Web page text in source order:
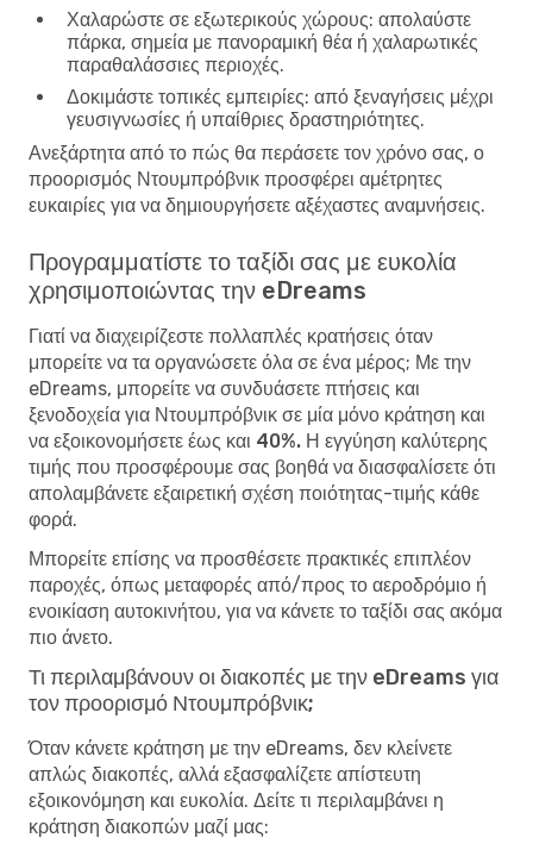
Χαλαρώστε σε εξωτερικούς χώρους: απολαύστε
πάρκα, σημεία με πανοραμική θέα ή χαλαρωτικές
παραθαλάσσιες περιοχές.
Δοκιμάστε τοπικές εμπειρίες: από ξεναγήσεις μέχρι
γευσιγνωσίες ή υπαίθριες δραστηριότητες.
Ανεξάρτητα από το πώς θα περάσετε τον χρόνο σας, ο
προορισμός Ντουμπρόβνικ προσφέρει αμέτρητες
ευκαιρίες για να δημιουργήσετε αξέχαστες αναμνήσεις.
Προγραμματίστε το ταξίδι σας με ευκολία
χρησιμοποιώντας την eDreams
Γιατί να διαχειρίζεστε πολλαπλές κρατήσεις όταν
μπορείτε να τα οργανώσετε όλα σε ένα μέρος; Με την
eDreams, μπορείτε να συνδυάσετε πτήσεις και
ξενοδοχεία για Ντουμπρόβνικ σε μία μόνο κράτηση και
να εξοικονομήσετε έως και 40%. Η εγγύηση καλύτερης
τιμής που προσφέρουμε σας βοηθά να διασφαλίσετε ότι
απολαμβάνετε εξαιρετική σχέση ποιότητας-τιμής κάθε
φορά.
Μπορείτε επίσης να προσθέσετε πρακτικές επιπλέον
παροχές, όπως μεταφορές από/προς το αεροδρόμιο ή
ενοικίαση αυτοκινήτου, για να κάνετε το ταξίδι σας ακόμα
πιο άνετο.
Τι περιλαμβάνουν οι διακοπές με την eDreams για
τον προορισμό Ντουμπρόβνικ;
Όταν κάνετε κράτηση με την eDreams, δεν κλείνετε
απλώς διακοπές, αλλά εξασφαλίζετε απίστευτη
εξοικονόμηση και ευκολία. Δείτε τι περιλαμβάνει η
κράτηση διακοπών μαζί μας: